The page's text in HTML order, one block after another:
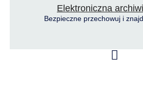
Elektroniczna
Bezpieczne przechowuj i